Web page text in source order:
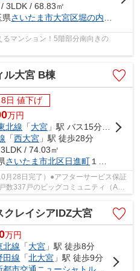
3LDK / 68.83㎡
県さいたま市大宮区堀の内町
マンション！5階部分南向きの
ル大宮 B棟
日 値下げ
万円
北線 「大宮 」駅 バス15分 「三進自動車」 停歩2分
「西大宮 」駅 徒歩28分
/ 74.03㎡
さいたま市北区日進町 １丁目173-17
月28日完了）●アフターサービス保証
数337戸のビッグコミュニティ（A～
クレイシアIDZ大宮
万円
北線 「大宮 」駅 徒歩8分
田線 「北大宮 」駅 徒歩9分